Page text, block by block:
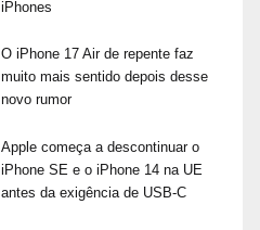
iPhones
O iPhone 17 Air de repente faz
muito mais sentido depois desse
novo rumor
Apple começa a descontinuar o
iPhone SE e o iPhone 14 na UE
antes da exigência de USB-C